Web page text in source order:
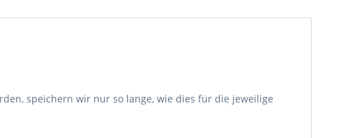
speichern wir nur so lange, wie dies für die jeweilige